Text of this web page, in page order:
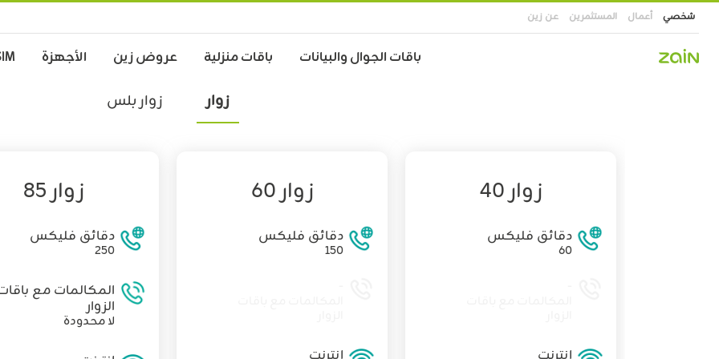
شخصي أعمال المستثمرين عن زين
باقات الجوال والبيانات باقات منزلية عروض زين الأجهزة
زوار زوار بلس
زوار 40
دقائق فليكس
60
زوار 60
دقائق فليكس
150
زوار 85
دقائق فليكس
250
المكالمات مع
الزوار
لا محدودة